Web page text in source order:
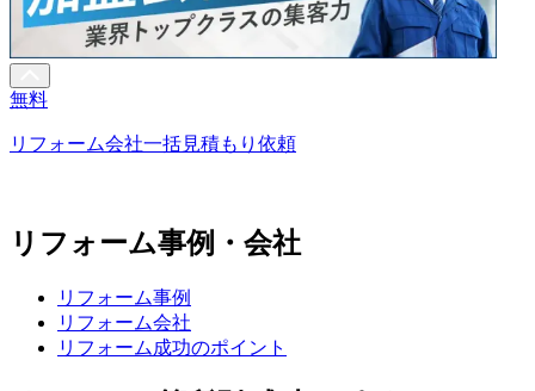
無料
リフォーム会社一括見積もり依頼
リフォーム事例・会社
リフォーム事例
リフォーム会社
リフォーム成功のポイント